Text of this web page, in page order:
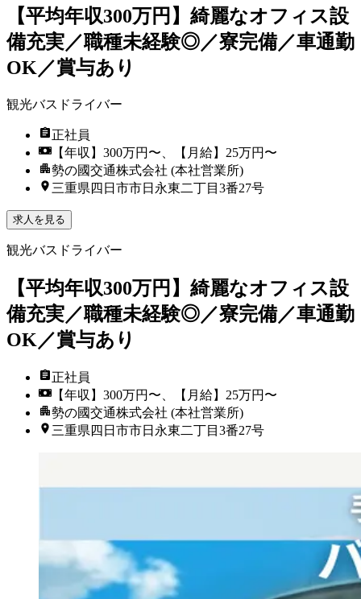
【平均年収300万円】綺麗なオフィス設
備充実／職種未経験◎／寮完備／車通勤
OK／賞与あり
観光バスドライバー
正社員
【年収】300万円〜、【月給】25万円〜
勢の國交通株式会社 (本社営業所)
三重県四日市市日永東二丁目3番27号
求人を見る
観光バスドライバー
【平均年収300万円】綺麗なオフィス設
備充実／職種未経験◎／寮完備／車通勤
OK／賞与あり
正社員
【年収】300万円〜、【月給】25万円〜
勢の國交通株式会社 (本社営業所)
三重県四日市市日永東二丁目3番27号